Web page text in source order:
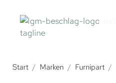
Start / Marken / Furnipart /